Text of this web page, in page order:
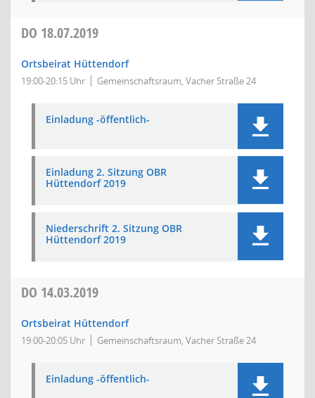
DO 18.07.2019
Ortsbeirat Hüttendorf
19:00-20:15 Uhr Gemeinschaftsraum, Vacher Straße 24
Einladung -öffentlich-
Einladung 2. Sitzung OBR
Hüttendorf 2019
Niederschrift 2. Sitzung OBR
Hüttendorf 2019
DO 14.03.2019
Ortsbeirat Hüttendorf
19:00-20:05 Uhr Gemeinschaftsraum, Vacher Straße 24
Einladung -öffentlich-